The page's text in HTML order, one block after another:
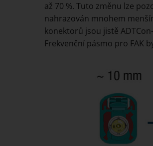
až 70 %. Tuto změnu lze
nahrazován mnohem
konektorů jsou jistě
Frekvenční pásmo pro FAK